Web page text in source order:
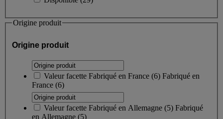
Origine produit
Origine produit
Valeur facette Fabriqué en France (6) Fabriqué en
France (6)
Valeur facette Fabriqué en Allemagne (5) Fabriqué
en Allemagne (5)